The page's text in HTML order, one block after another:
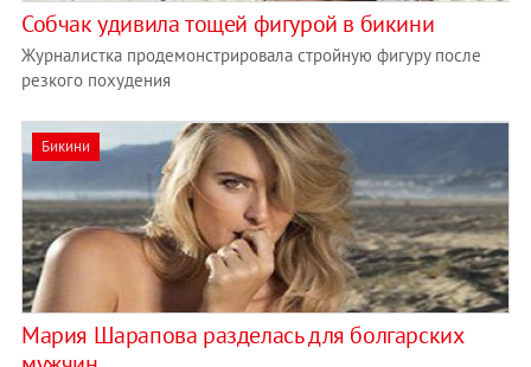
Собчак удивила тощей фигурой в бикини
Журналистка продемонстрировала стройную фигуру после
резкого похудения
Бикини
Мария Шарапова разделась для болгарских